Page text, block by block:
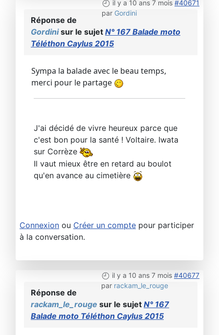
il y a 10 ans 7 mois #40671
par Gordini
Réponse de
Gordinisur le sujet N° 167 Balade moto
Téléthon Caylus 2015
Sympa la balade avec le beau temps,
merci pour le partage
J'ai décidé de vivre heureux parce que
c'est bon pour la santé ! Voltaire. Iwata
sur Corrèze
Il vaut mieux être en retard au boulot
qu'en avance au cimetière
Connexion ou Créer un compte pour participer
à la conversation.
il y a 10 ans 7 mois #40677
par rackam_le_rouge
Réponse de
rackam_le_rouge sur le sujet N° 167
Balade moto Téléthon Caylus 2015